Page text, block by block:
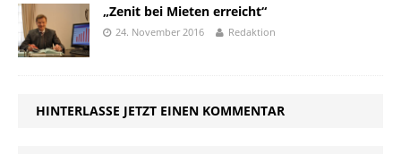
„Zenit bei Mieten erreicht“
24. November 2016 Redaktion
HINTERLASSE JETZT EINEN KOMMENTAR